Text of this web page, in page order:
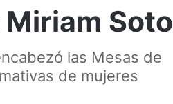
Soto
las Mesas de
de mujeres